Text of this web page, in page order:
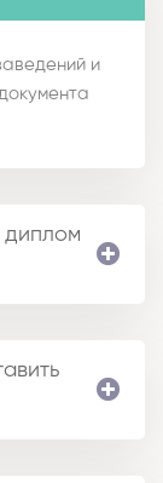
и
диплом